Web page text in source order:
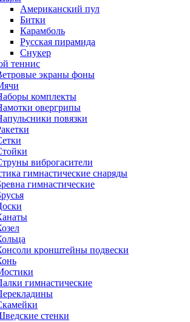
Американский пул
Битки
Карамболь
Русская пирамида
Снукер
теннис
экраны фоны
комплекты
овергрипы
повязки
виброгасители
гимнастические снаряды
гимнастические
кронштейны подвески
гимнастические
стенки